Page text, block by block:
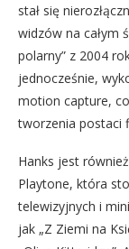
stał się
widzów na całym
polarny” z 2004
jednocześnie,
motion capture,
tworzenia postaci
Hanks jest
Playtone, która
telewizyjnych i
jak „Z Ziemi na